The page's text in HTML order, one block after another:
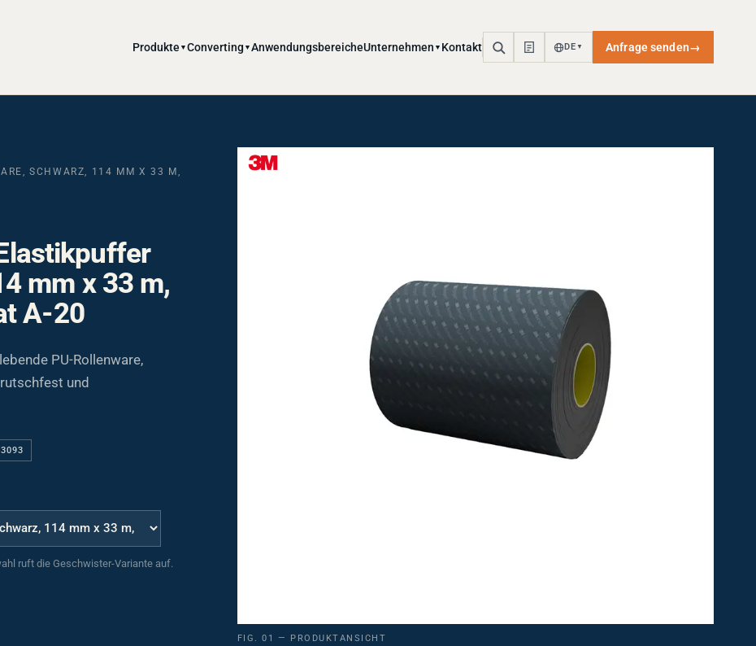
Produkte ▼Converting ▼ AnwendungsbereicheUnternehmen ▼ Kontakt DE ▼ Anfrage senden→
SCHWARZ, 114 MM X 33 M,
mm x 33 m,
A-20
PU-Rollenware,
und
ruft die Geschwister-Variante auf.
FIG. 01 — PRODUKTANSICHT